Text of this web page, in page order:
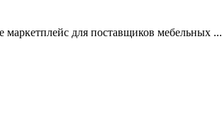
маркетплейс для поставщиков мебельных ...